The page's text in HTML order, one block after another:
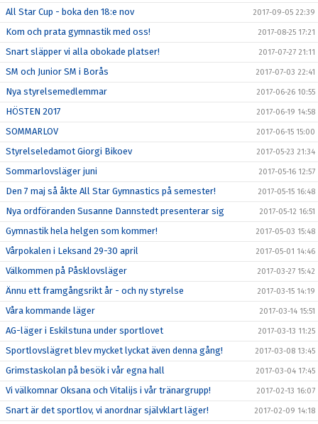
All Star Cup - boka den 18:e nov 2017-09-05 22:39
Kom och prata gymnastik med oss! 2017-08-25 17:21
Snart släpper vi alla obokade platser! 2017-07-27 21:11
SM och Junior SM i Borås 2017-07-03 22:41
Nya styrelsemedlemmar 2017-06-26 10:55
HÖSTEN 2017 2017-06-19 14:58
SOMMARLOV 2017-06-15 15:00
Styrelseledamot Giorgi Bikoev 2017-05-23 21:34
Sommarlovsläger juni 2017-05-16 12:57
Den 7 maj så åkte All Star Gymnastics på semester! 2017-05-15 16:48
Nya ordföranden Susanne Dannstedt presenterar sig 2017-05-12 16:51
Gymnastik hela helgen som kommer! 2017-05-03 15:48
Vårpokalen i Leksand 29-30 april 2017-05-01 14:46
Välkommen på Påsklovsläger 2017-03-27 15:42
Ännu ett framgångsrikt år - och ny styrelse 2017-03-15 14:19
Våra kommande läger 2017-03-14 15:51
AG-läger i Eskilstuna under sportlovet 2017-03-13 11:25
Sportlovslägret blev mycket lyckat även denna gång! 2017-03-08 13:45
Grimstaskolan på besök i vår egna hall 2017-03-04 17:45
Vi välkomnar Oksana och Vitalijs i vår tränargrupp! 2017-02-13 16:07
Snart är det sportlov, vi anordnar självklart läger! 2017-02-09 14:18